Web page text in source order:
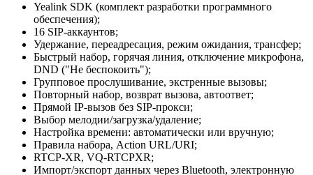
Yealink SDK (комплект разработки программного
обеспечения);
16 SIP-аккаунтов;
Удержание, переадресация, режим ожидания, трансфер;
Быстрый набор, горячая линия, отключение микрофона,
DND ("Не беспокоить");
Групповое прослушивание, экстренные вызовы;
Повторный набор, возврат вызова, автоответ;
Прямой IP-вызов без SIP-прокси;
Выбор мелодии/загрузка/удаление;
Настройка времени: автоматически или вручную;
Правила набора, Action URL/URI;
RTCP-XR, VQ-RTCPXR;
Импорт/экспорт данных через Bluetooth, электронную